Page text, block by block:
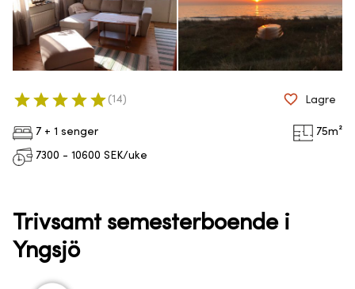
7 + 1 senger 75m²
7300 - 10600 SEK/uke
( 14 ) Lagre
Trivsamt semesterboende i
Yngsjö